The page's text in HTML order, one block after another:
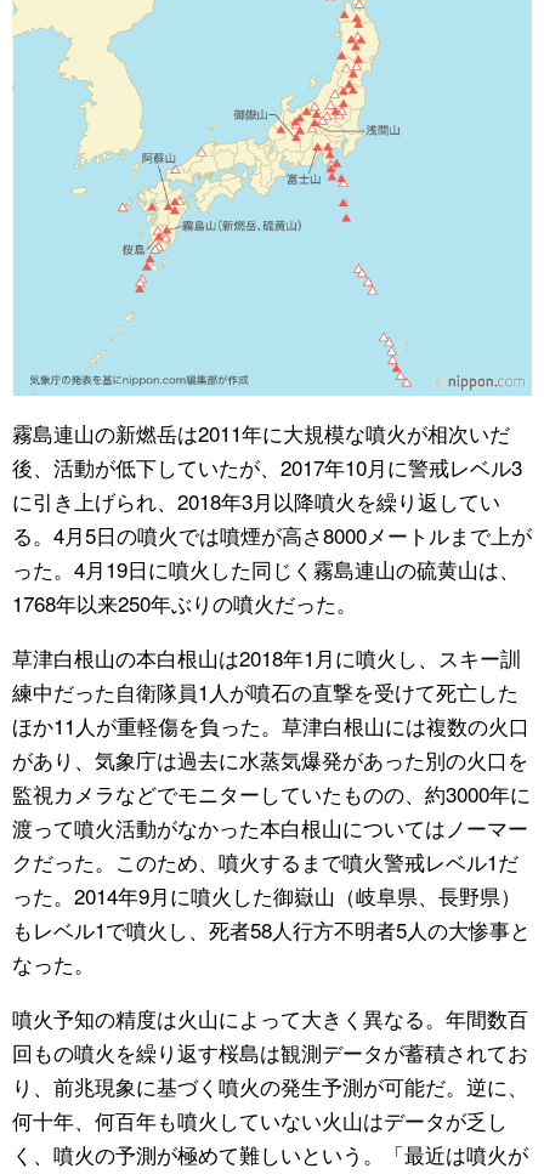
霧島連山の新燃岳は2011年に大規模な噴火が相次いだ
後、活動が低下していたが、2017年10月に警戒レベル3
に引き上げられ、2018年3月以降噴火を繰り返してい
る。4月5日の噴火では噴煙が高さ8000メートルまで上が
った。4月19日に噴火した同じく霧島連山の硫黄山は、
1768年以来250年ぶりの噴火だった。
草津白根山の本白根山は2018年1月に噴火し、スキー訓
練中だった自衛隊員1人が噴石の直撃を受けて死亡した
ほか11人が重軽傷を負った。草津白根山には複数の火口
があり、気象庁は過去に水蒸気爆発があった別の火口を
監視カメラなどでモニターしていたものの、約3000年に
渡って噴火活動がなかった本白根山についてはノーマー
クだった。このため、噴火するまで噴火警戒レベル1だ
った。2014年9月に噴火した御嶽山（岐阜県、長野県）
もレベル1で噴火し、死者58人行方不明者5人の大惨事と
なった。
噴火予知の精度は火山によって大きく異なる。年間数百
回もの噴火を繰り返す桜島は観測データが蓄積されてお
り、前兆現象に基づく噴火の発生予測が可能だ。逆に、
何十年、何百年も噴火していない火山はデータが乏し
く、噴火の予測が極めて難しいという。「最近は噴火が